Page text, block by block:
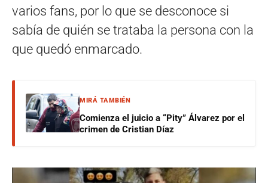
varios fans, por lo que se desconoce si
sabía de quién se trataba la persona con la
que quedó enmarcado.
MIRÁ TAMBIÉN
Comienza el juicio a “Pity” Álvarez por el
crimen de Cristian Díaz